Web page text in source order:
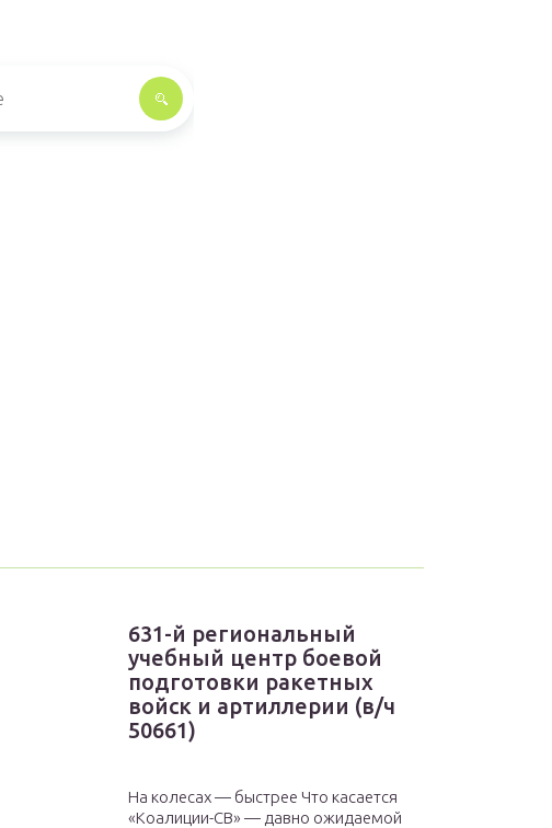
631-й региональный
учебный центр боевой
подготовки ракетных
войск и артиллерии (в/ч
50661)
На колесах — быстрее Что касается
«Коалиции-СВ» — давно ожидаемой